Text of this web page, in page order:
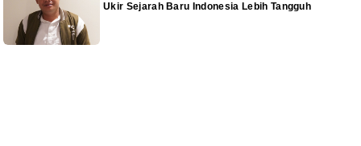
Ukir Sejarah Baru Indonesia Lebih Tangguh